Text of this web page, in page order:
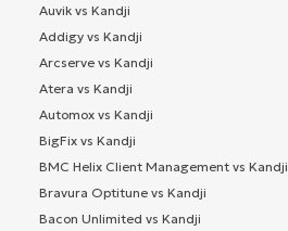
Auvik vs Kandji
Addigy vs Kandji
Arcserve vs Kandji
Atera vs Kandji
Automox vs Kandji
BigFix vs Kandji
BMC Helix Client Management vs Kandji
Bravura Optitune vs Kandji
Bacon Unlimited vs Kandji